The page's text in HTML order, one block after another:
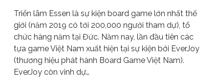
Triển lãm Essen là sự kiện board game lớn nhất thế
giới (năm 2019 có tới 200,000 người tham dự), tổ
chức hàng năm tại Đức. Năm nay, lần đầu tiên các
tựa game Việt Nam xuất hiện tại sự kiện bởi EverJoy
(thương hiệu phát hành Board Game Việt Nam).
EverJoy còn vinh dự…